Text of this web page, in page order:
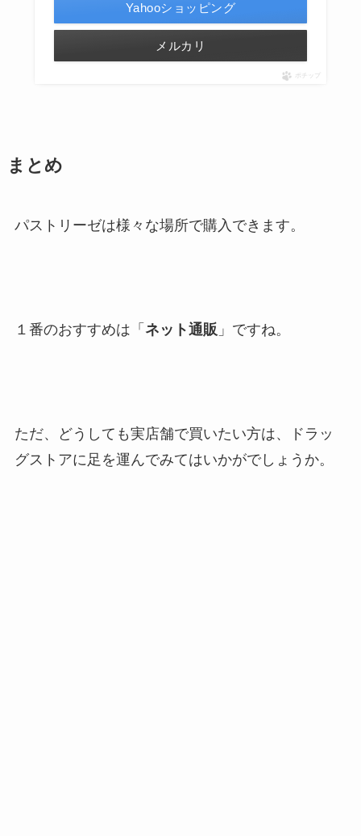
Yahooショッピング
メルカリ
ポチップ
まとめ
パストリーゼは様々な場所で購入できます。
１番のおすすめは「 ネット通販 」ですね。
ただ、どうしても実店舗で買いたい方は、ドラッ
グストアに足を運んでみてはいかがでしょうか。